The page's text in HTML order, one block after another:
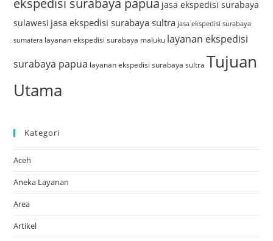
jasa ekspedisi surabaya
sulawesi jasa ekspedisi surabaya sultra jasa ekspedisi surabaya
sumatera layanan ekspedisi surabaya maluku layanan ekspedisi
surabaya papua layanan ekspedisi surabaya sultra Tujuan
Utama
Kategori
Aceh
Aneka Layanan
Area
Artikel